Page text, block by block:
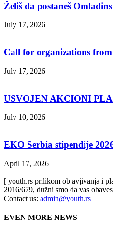
Želiš da postaneš
July 17, 2026
Call for organizations
July 17, 2026
USVOJEN AKCIONI
July 10, 2026
EKO Serbia stipendije
April 17, 2026
[ youth.rs prilikom objavjivanja i
2016/679, dužni smo da vas
Contact us: admin@youth.rs
EVEN MORE NEWS